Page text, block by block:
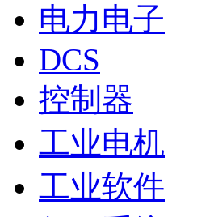
电力电子
DCS
控制器
工业电机
工业软件